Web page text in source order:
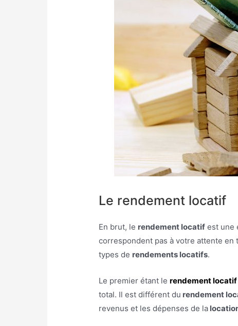
Le rendement locatif
En brut, le rendement locatif est une
correspondent pas à votre attente en
types de rendements locatifs.
Le premier étant lerendement locatif
total. Il est différent du rendement
revenus et les dépenses de la